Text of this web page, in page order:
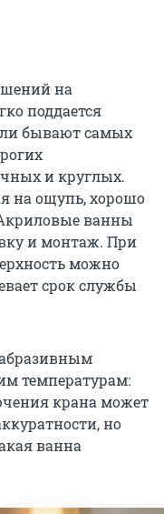
на
поддается
бывают самых
и круглых.
на ощупь, хорошо
ванны
и монтаж. При
можно
срок службы
температурам:
крана может
но
ванна